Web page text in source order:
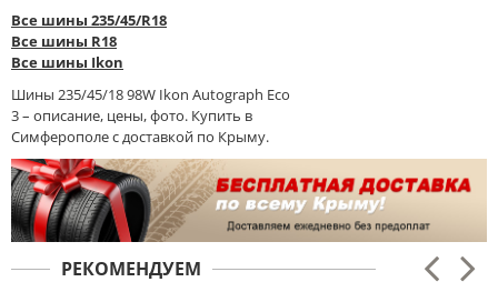
Все шины 235/45/R18
Все шины R18
Все шины Ikon
Шины 235/45/18 98W Ikon Autograph Eco
3 – описание, цены, фото. Купить в
Симферополе с доставкой по Крыму.
РЕКОМЕНДУЕМ